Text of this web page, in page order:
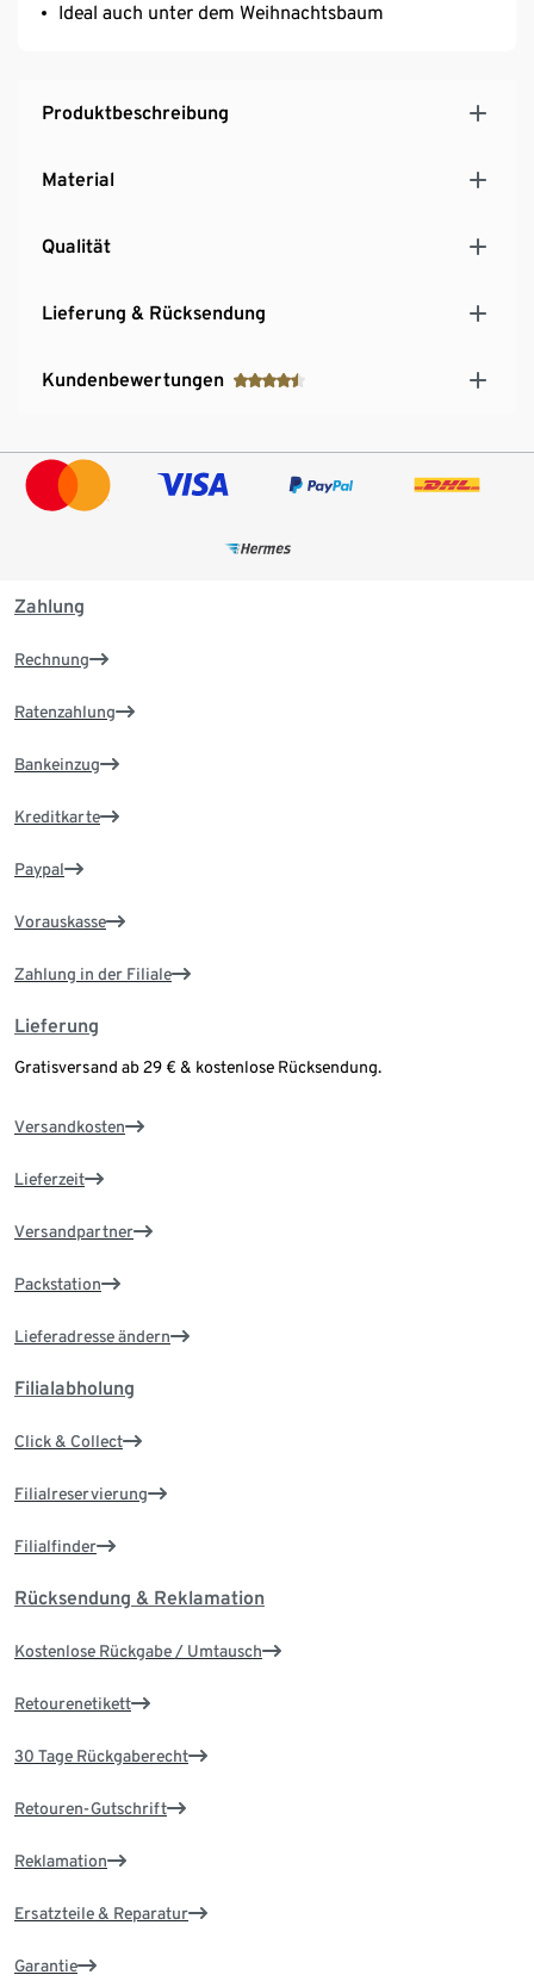
Ideal auch unter dem Weihnachtsbaum
Produktbeschreibung
Material
Qualität
Lieferung & Rücksendung
Kundenbewertungen
Zahlung
Rechnung
Ratenzahlung
Bankeinzug
Kreditkarte
Paypal
Vorauskasse
Zahlung in der Filiale
Lieferung
Gratisversand ab 29 € & kostenlose Rücksendung.
Versandkosten
Lieferzeit
Versandpartner
Packstation
Lieferadresse ändern
Filialabholung
Click & Collect
Filialreservierung
Filialfinder
Rücksendung & Reklamation
Kostenlose Rückgabe / Umtausch
Retourenetikett
30 Tage Rückgaberecht
Retouren-Gutschrift
Reklamation
Ersatzteile & Reparatur
Garantie